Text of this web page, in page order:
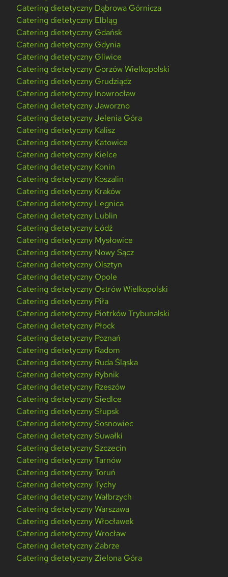
Catering dietetyczny Dąbrowa Górnicza
Catering dietetyczny Elbląg
Catering dietetyczny Gdańsk
Catering dietetyczny Gdynia
Catering dietetyczny Gliwice
Catering dietetyczny Gorzów Wielkopolski
Catering dietetyczny Grudziądz
Catering dietetyczny Inowrocław
Catering dietetyczny Jaworzno
Catering dietetyczny Jelenia Góra
Catering dietetyczny Kalisz
Catering dietetyczny Katowice
Catering dietetyczny Kielce
Catering dietetyczny Konin
Catering dietetyczny Koszalin
Catering dietetyczny Kraków
Catering dietetyczny Legnica
Catering dietetyczny Lublin
Catering dietetyczny Łódź
Catering dietetyczny Mysłowice
Catering dietetyczny Nowy Sącz
Catering dietetyczny Olsztyn
Catering dietetyczny Opole
Catering dietetyczny Ostrów Wielkopolski
Catering dietetyczny Piła
Catering dietetyczny Piotrków Trybunalski
Catering dietetyczny Płock
Catering dietetyczny Poznań
Catering dietetyczny Radom
Catering dietetyczny Ruda Śląska
Catering dietetyczny Rybnik
Catering dietetyczny Rzeszów
Catering dietetyczny Siedlce
Catering dietetyczny Słupsk
Catering dietetyczny Sosnowiec
Catering dietetyczny Suwałki
Catering dietetyczny Szczecin
Catering dietetyczny Tarnów
Catering dietetyczny Toruń
Catering dietetyczny Tychy
Catering dietetyczny Wałbrzych
Catering dietetyczny Warszawa
Catering dietetyczny Włocławek
Catering dietetyczny Wrocław
Catering dietetyczny Zabrze
Catering dietetyczny Zielona Góra